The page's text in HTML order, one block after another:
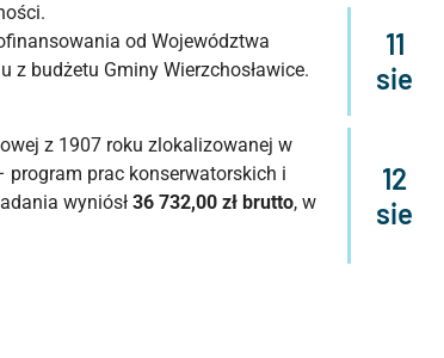
od Województwa
z budżetu Gminy Wierzchosławice.
z 1907 roku zlokalizowanej w
program prac konserwatorskich i
wyniósł 36 732,00 zł brutto, w
11
sie
12
sie